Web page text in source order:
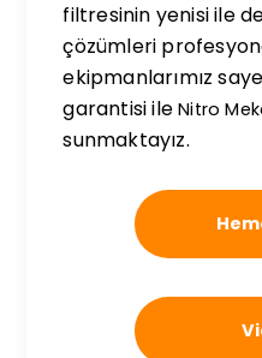
filtresinin yenisi ile
çözümleri
ekipmanlarımız
garantisi ileNitro
sunmaktayız.